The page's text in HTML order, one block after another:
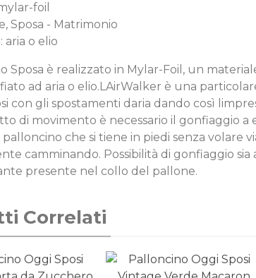
foil
Sposa - Matrimonio
aria o elio
Sposa è realizzato in Mylar-Foil, un
ad aria o elio.LAirWalker è una
con gli spostamenti daria dando così
di movimento è necessario il gonfiaggio
che si tiene in piedi senza volare
camminando. Possibilità di gonfiaggio
presente nel collo del pallone.
Correlati